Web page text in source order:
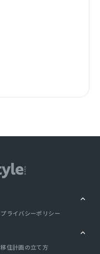
プライバシーポリシー
移住計画の立て方